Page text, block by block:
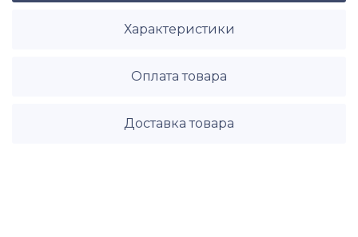
Характеристики
Оплата товара
Доставка товара